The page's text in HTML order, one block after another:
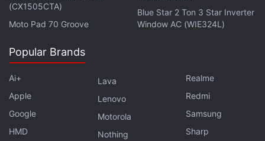
Pro möglicherweise kostenlos. Dieses Angebot gilt
für Frankreich, könnte aber gegebenenfalls aut
aus.
Samsung hat das in der Vergangenheit wenn die
Galaxy Buds 4. Pro Bahnbrechendes bieten hätten
Airflods Pro 3 mit Herzfrequenzmessung separate
Ankündigung definitiv angebracht. Die Galaxy Buds
(CX1505CTA)
Moto Pad 70 Groove
Blue Star 2 Ton 3 Star Inverter
Window AC (WIE324L)
Popular Brands
Ai+
Apple
Google
HMD
Lava
Lenovo
Motorola
Nothing
Realme
Redmi
Samsung
Sharp